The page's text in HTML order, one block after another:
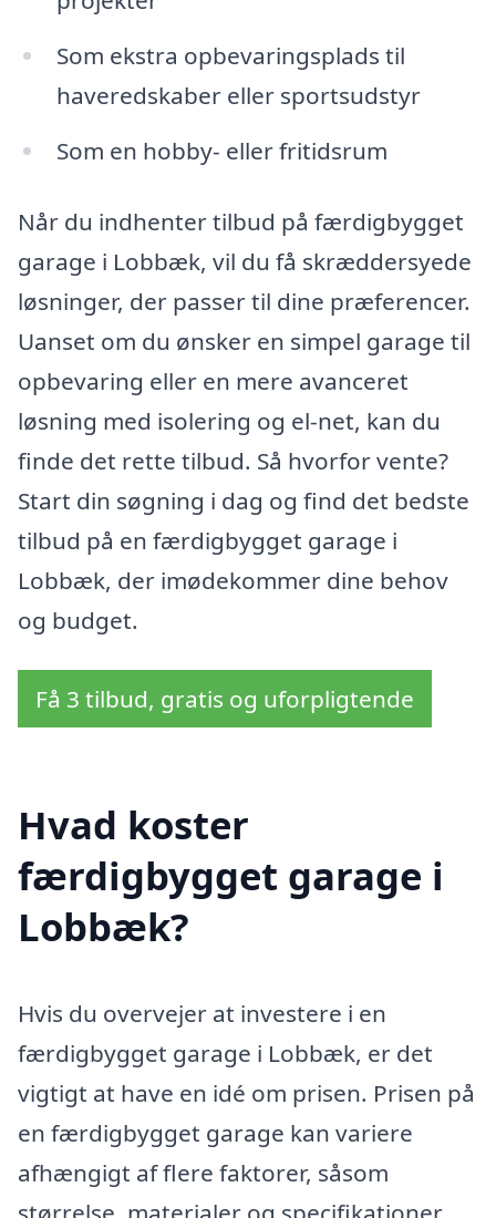
Som ekstra opbevaringsplads til
haveredskaber eller sportsudstyr
Som en hobby- eller fritidsrum
Når du indhenter tilbud på færdigbygget
garage i Lobbæk, vil du få skræddersyede
løsninger, der passer til dine præferencer.
Uanset om du ønsker en simpel garage til
opbevaring eller en mere avanceret
løsning med isolering og el-net, kan du
finde det rette tilbud. Så hvorfor vente?
Start din søgning i dag og find det bedste
tilbud på en færdigbygget garage i
Lobbæk, der imødekommer dine behov
og budget.
Få 3 tilbud, gratis og uforpligtende
Hvad koster
færdigbygget garage i
Lobbæk?
Hvis du overvejer at investere i en
færdigbygget garage i Lobbæk, er det
vigtigt at have en idé om prisen. Prisen på
en færdigbygget garage kan variere
afhængigt af flere faktorer, såsom